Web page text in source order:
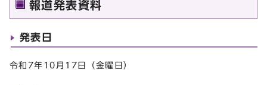
報道発表資料
発表日
令和7年10月17日（金曜日）